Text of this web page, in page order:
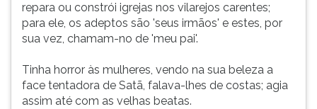
repara ou constrói igrejas nos vilarejos carentes;
para ele, os adeptos são 'seus irmãos' e estes, por
sua vez, chamam-no de 'meu pai'.
Tinha horror às mulheres, vendo na sua beleza a
face tentadora de Satã, falava-lhes de costas; agia
assim até com as velhas beatas.